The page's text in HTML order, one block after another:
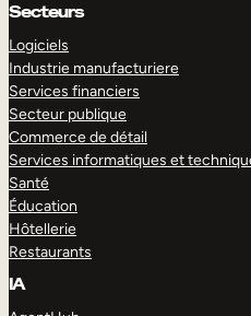
Secteurs
Logiciels
Industrie manufacturiere
Services financiers
Secteur publique
Commerce de détail
Services informatiques et
Santé
Éducation
Hôtellerie
Restaurants
IA